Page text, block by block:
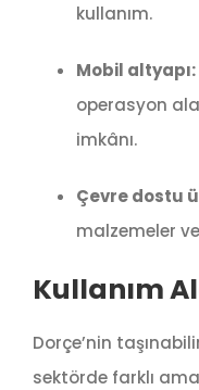
kullanım.
Mobil altyapı:
operasyon
imkânı.
Çevre dostu
malzemeler
Kullanım
Dorçe’nin
sektörde farklı